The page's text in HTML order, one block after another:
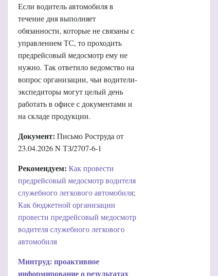
Если водитель автомобиля в
течение дня выполняет
обязанности, которые не связаны с
управлением ТС, то проходить
предрейсовый медосмотр ему не
нужно. Так ответило ведомство на
вопрос организации, чьи водители-
экспедиторы могут целый день
работать в офисе с документами и
на складе продукции.
Документ: Письмо Роструда от
23.04.2026 N ТЗ/2707-6-1
Рекомендуем: Как провести
предрейсовый медосмотр водителя
служебного легкового автомобиля;
Как бюджетной организации
провести предрейсовый медосмотр
водителя служебного легкового
автомобиля
Минтруд: проактивное
информирование о результатах